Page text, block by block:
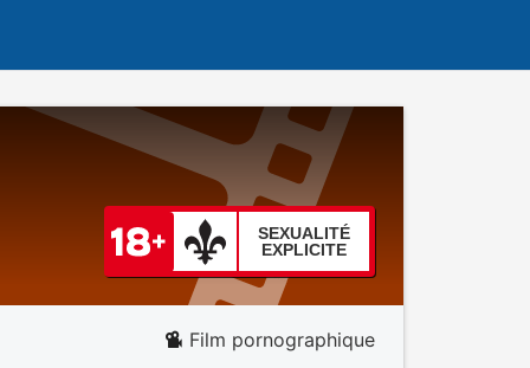
SEXUALITÉ
EXPLICITE
Film pornographique